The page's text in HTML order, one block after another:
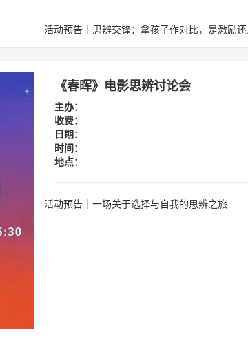
活动预告｜思辨交锋：拿孩子作对比，是激励还
《春晖》电影思辨讨论会
主办：
收费：
日期：
时间：
地点：
活动预告｜一场关于选择与自我的思辨之旅